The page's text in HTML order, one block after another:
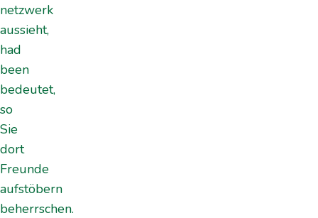
netzwerk
aussieht,
had
been
bedeutet,
so
Sie
dort
Freunde
aufstöbern
beherrschen.